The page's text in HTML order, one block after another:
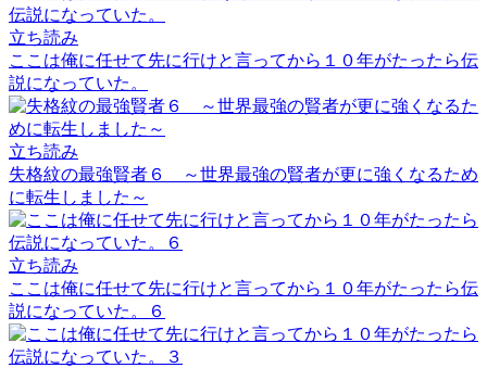
立ち読み
ここは俺に任せて先に行けと言ってから１０年がたったら伝
説になっていた。
立ち読み
失格紋の最強賢者６ ～世界最強の賢者が更に強くなるため
に転生しました～
立ち読み
ここは俺に任せて先に行けと言ってから１０年がたったら伝
説になっていた。６